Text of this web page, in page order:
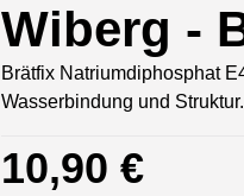
Wiberg -
Brätfix Natriumdiphosphat
Wasserbindung und
Regulärer Preis:
10,90 €